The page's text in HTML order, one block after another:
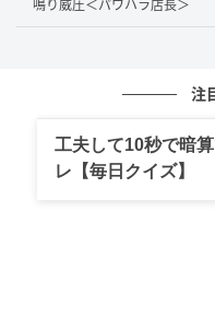
す。のろけ話や写真な
にお似合いの2人で、
その先輩の決まり文句
鳴り威圧＜パワハラ店長＞
注
工夫して10秒で暗
レ【毎日クイズ】